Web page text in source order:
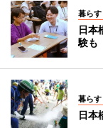
暮らす
日本
験も
暮らす
日本